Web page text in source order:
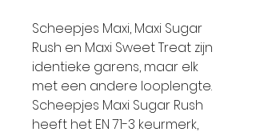
Scheepjes Maxi, Maxi Sugar
Rush en Maxi Sweet Treat zijn
identieke garens, maar elk
met een andere looplengte.
Scheepjes Maxi Sugar Rush
heeft het EN 71-3 keurmerk,